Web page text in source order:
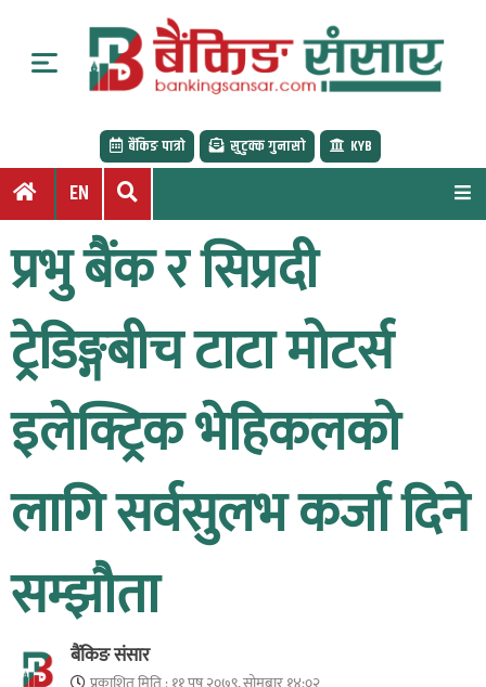
o
बैंकिङ पात्रो सुटुक्क गुनासो KYB
EN
प्रभु बैंक र सिप्रदी
ट्रेडिङ्गबीच टाटा मोटर्स
इलेक्ट्रिक भेहिकलको
लागि सर्वसुलभ कर्जा दिने
सम्झौता
बैंकिङ संसार